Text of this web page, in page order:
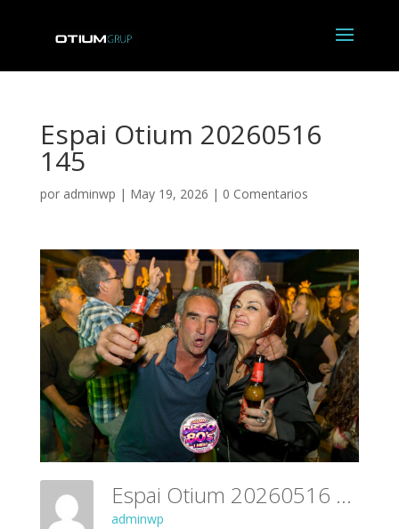
Espai Otium 20260516
145
por adminwp | May 19, 2026 | 0 Comentarios
Espai Otium 20260516 145
adminwp